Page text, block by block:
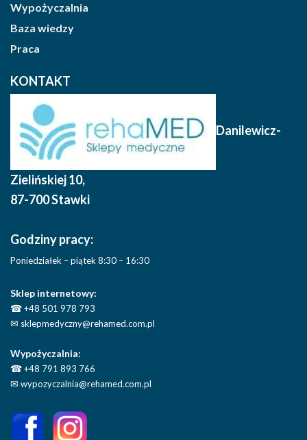
Wypożyczalnia
Baza wiedzy
Praca
KONTAKT
Danilewicz-
Zielińskiej 10,
87-700 Stawki
Godziny pracy:
Poniedziałek – piątek 8:30 – 16:30
Sklep internetowy:
☎+48 501 978 793
✉ sklepmedyczny@rehamed.com.pl
Wypożyczalnia:
☎+48 791 893 766
✉ wypozyczalnia@rehamed.com.pl